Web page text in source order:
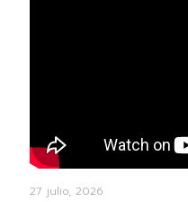
27 julio, 2026